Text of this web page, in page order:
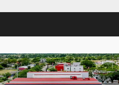
Sanciona
de Juárez
animal tras